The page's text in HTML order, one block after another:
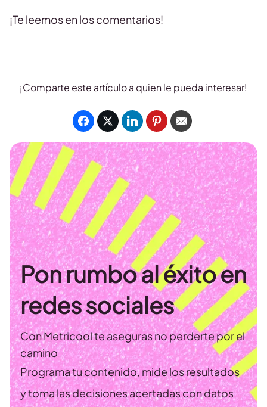
¡Te leemos en los comentarios!
¡Comparte este artículo a quien le pueda interesar!
Pon rumbo al éxito en
redes sociales
Con Metricool te aseguras no perderte por el
camino
Programa tu contenido, mide los resultados
y toma las decisiones acertadas con datos